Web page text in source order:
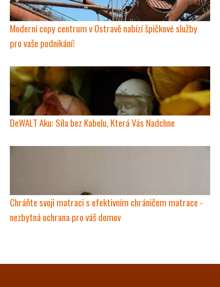
Moderní copy centrum v Ostravě nabízí špičkové služby
pro vaše podnikání!
DeWALT Aku: Síla bez Kabelu, Která Vás Nadchne
Chráňte svoji matraci s efektivním chráničem matrace -
nezbytná ochrana pro váš domov